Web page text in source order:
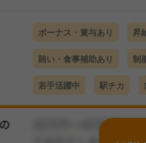
ボーナス・賞与あり 昇
賄い・食事補助あり 制
若手活躍中 駅チカ